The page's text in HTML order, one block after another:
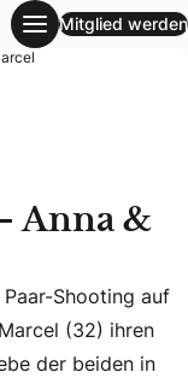
Mitglied werden
Anna &
Shooting auf
Shooting auf
(32) ihren
der beiden in